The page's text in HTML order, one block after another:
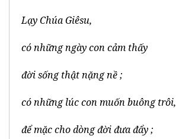
Lạy Chúa Giêsu,
có những ngày con cảm thấy
đời sống thật nặng nề ;
có những lúc con muốn buông trôi,
để mặc cho dòng đời đưa đẩy ;